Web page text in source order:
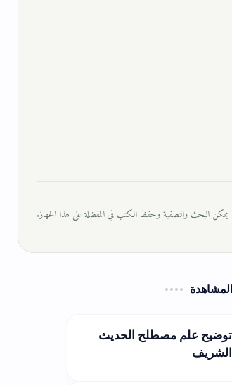
يمكن البحث والتصفية وحفظ الكتب في المفضلة على هذا الجهاز.
توضيح علم مصطلح الحديث
الشريف